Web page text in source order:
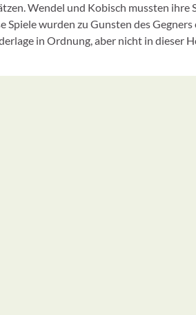
Wendel und Kobisch mussten ihre
wurden zu Gunsten des
in Ordnung, aber nicht in dieser